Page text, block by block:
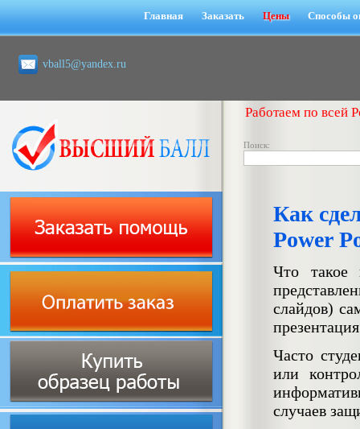
Главная Заказать Цены Способы
vball5@yandex.ru
Работаем по всей
Поиск:
Как
Power
Что такое
слайдов)
Часто
или
случаев